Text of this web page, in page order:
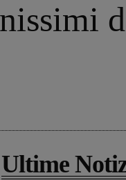
Ultime